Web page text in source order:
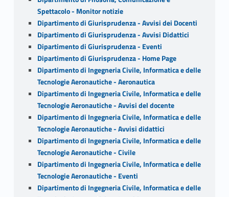
Spettacolo - Monitor notizie
Dipartimento di Giurisprudenza - Avvisi dei Docenti
Dipartimento di Giurisprudenza - Avvisi Didattici
Dipartimento di Giurisprudenza - Eventi
Dipartimento di Giurisprudenza - Home Page
Dipartimento di Ingegneria Civile, Informatica e delle
Tecnologie Aeronautiche - Aeronautica
Dipartimento di Ingegneria Civile, Informatica e delle
Tecnologie Aeronautiche - Avvisi del docente
Dipartimento di Ingegneria Civile, Informatica e delle
Tecnologie Aeronautiche - Avvisi didattici
Dipartimento di Ingegneria Civile, Informatica e delle
Tecnologie Aeronautiche - Civile
Dipartimento di Ingegneria Civile, Informatica e delle
Tecnologie Aeronautiche - Eventi
Dipartimento di Ingegneria Civile, Informatica e delle